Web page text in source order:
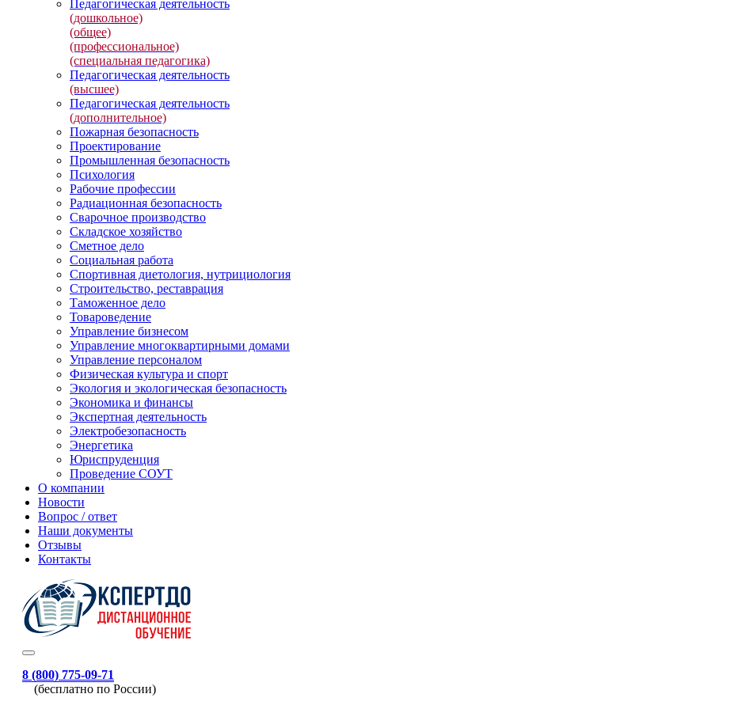
Педагогическая деятельность
(дошкольное)
(общее)
(профессиональное)
(специальная педагогика)
Педагогическая деятельность
(высшее)
Педагогическая деятельность
(дополнительное)
Пожарная безопасность
Проектирование
Промышленная безопасность
Психология
Рабочие профессии
Радиационная безопасность
Сварочное производство
Складское хозяйство
Сметное дело
Социальная работа
Спортивная диетология, нутрициология
Строительство, реставрация
Таможенное дело
Товароведение
Управление бизнесом
Управление многоквартирными домами
Управление персоналом
Физическая культура и спорт
Экология и экологическая безопасность
Экономика и финансы
Экспертная деятельность
Электробезопасность
Энергетика
Юриспруденция
Проведение СОУТ
О компании
Новости
Вопрос / ответ
Наши документы
Отзывы
Контакты
8 (800) 775-09-71
(бесплатно по России)